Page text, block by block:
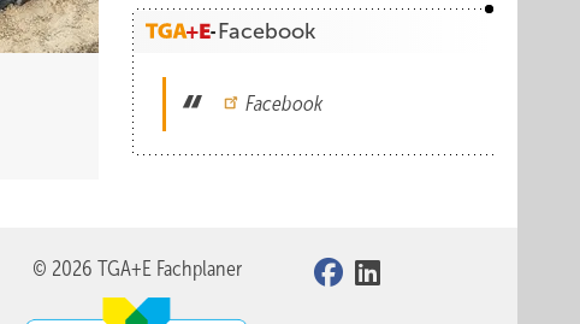
Facebook
Facebook
© 2026 TGA+E Fachplaner